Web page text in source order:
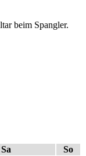
beim Spangler.
Sa
So